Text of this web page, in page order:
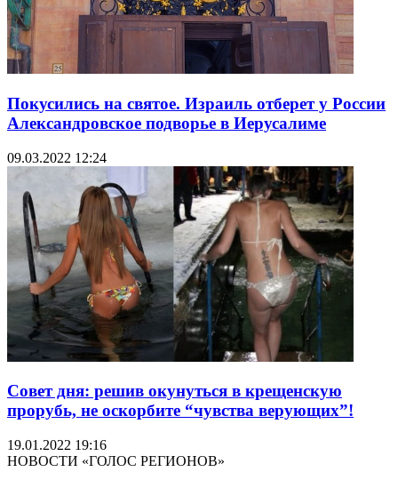
Покусились на святое. Израиль отберет у России
Александровское подворье в Иерусалиме
09.03.2022 12:24
Совет дня: решив окунуться в крещенскую
прорубь, не оскорбите “чувства верующих”!
19.01.2022 19:16
НОВОСТИ «ГОЛОС РЕГИОНОВ»